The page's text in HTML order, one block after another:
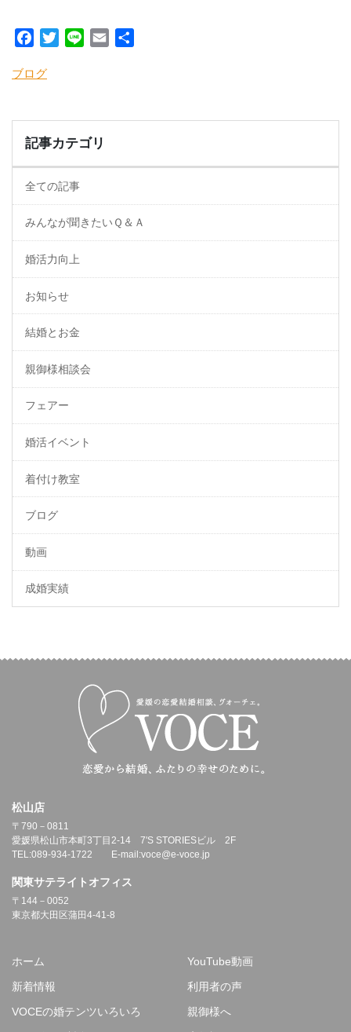
Facebook
TwitterLine Email
ブログ
記事カテゴリ
全ての記事
みんなが聞きたいＱ＆Ａ
婚活力向上
お知らせ
結婚とお金
親御様相談会
フェアー
婚活イベント
着付け教室
ブログ
動画
成婚実績
松山店
〒790－0811
愛媛県松山市本町3丁目2-14 7'S STORIESビル 2F
TEL:089-934-1722 E-mail:voce@e-voce.jp
関東サテライトオフィス
〒144－0052
東京都大田区蒲田4-41-8
ホーム
新着情報
VOCEの婚テンツいろいろ
YouTube動画
利用者の声
親御様へ